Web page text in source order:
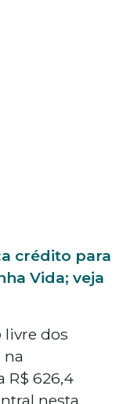
crédito para
Vida; veja
livre dos
na
R$ 626,4
nesta